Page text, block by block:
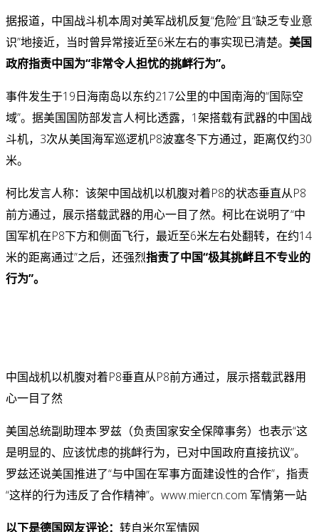
据报道，中国战斗机本周对美军战机反复“危险”且“缺乏专业意
识”地接近，当时曾异常接近至6米左右的事实现已清楚。 美国
政府指责中国为“非常令人担忧的挑衅行为”。
事件发生于19日海南岛以东约217公里的中国南海的“国际空
域”。据美国国防部发言人柯比透露，1架搭载有武器的中国战
斗机，3次从美国海军巡逻机P8波塞冬下方通过，距离仅约30
米。
柯比发言人称：该架中国战机以机腹对着P8的状态垂直从P8
前方通过，展示搭载武器的用心一目了然。柯比在说明了“中
国军机在P8下方和侧面飞行，最近至6米左右处翻转，在约14
米的距离通过”之后，还强烈指责了中国“极其挑衅且不专业的
行为”。
中国战机以机腹对着P8垂直从P8前方通过，展示搭载武器用
心一目了然
美国总统副助理本·罗兹（负责国家安全保障事务）也表示“这
是明显的、应该忧虑的挑衅行为，已对中国政府直接抗议”。
罗兹还说美国推进了“与中国在军事方面建设性的合作”，指责
“这样的行为违反了合作精神”。 www.miercn.com 军情第一站
以下是德国网友评论： 转自米尔军情网